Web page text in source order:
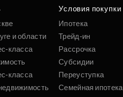
и области
класса
класса
Условия покупки
Ипотека
Трейд-ин
Рассрочка
Субсидии
Переуступка
Семейная ипотека